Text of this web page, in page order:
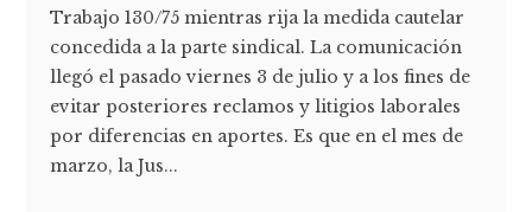
Trabajo 130/75 mientras rija la medida cautelar
concedida a la parte sindical. La comunicación
llegó el pasado viernes 3 de julio y a los fines de
evitar posteriores reclamos y litigios laborales
por diferencias en aportes. Es que en el mes de
marzo, la Jus...